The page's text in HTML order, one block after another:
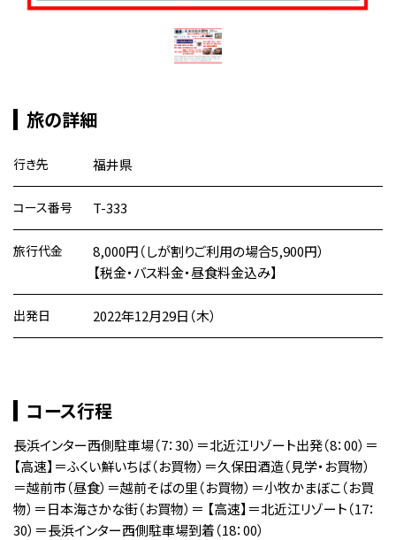
旅の詳細
行き先 福井県
コース番号 T-333
旅行代金
8,000円（しが割りご利用の場合5,900円）
【税金・バス料金・昼食料金込み】
出発日 2022年12月29日（木）
コース行程
長浜インター西側駐車場（7：30）＝北近江リゾート出発（8：00）＝
【高速】＝ふくい鮮いちば（お買物）＝久保田酒造（見学・お買物）
＝越前市（昼食）＝越前そばの里（お買物）＝小牧かまぼこ（お買
物）＝日本海さかな街（お買物）＝ 【高速】＝北近江リゾート（17：
30）＝長浜インター西側駐車場到着（18：00）